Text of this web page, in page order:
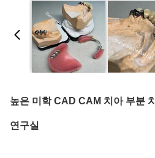
높은 미학 CAD CAM 치아 부분
연구실